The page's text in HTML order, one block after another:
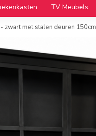
TV Meubels
zwart met stalen deuren 150cm